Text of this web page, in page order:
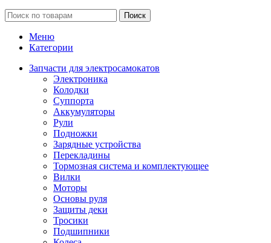
Поиск
Меню
Категории
Запчасти для электросамокатов
Электроника
Колодки
Суппорта
Аккумуляторы
Рули
Подножки
Зарядные устройства
Перекладины
Тормозная система и комплектующее
Вилки
Моторы
Основы руля
Защиты деки
Тросики
Подшипники